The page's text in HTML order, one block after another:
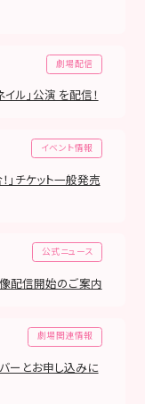
劇場配信
ル」公演 を配信！
イベント情報
」チケット一般発売
公式ニュース
配信開始のご案内
劇場関連情報
ーとお申し込みに